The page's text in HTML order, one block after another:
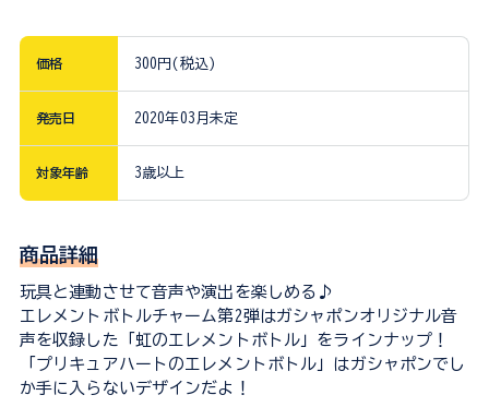
価格 300円(税込)
発売日 2020年03月未定
対象年齢 3歳以上
商品詳細
玩具と連動させて音声や演出を楽しめる♪
エレメントボトルチャーム第2弾はガシャポンオリジナル音
声を収録した「虹のエレメントボトル」をラインナップ！
「プリキュアハートのエレメントボトル」はガシャポンでし
か手に入らないデザインだよ！